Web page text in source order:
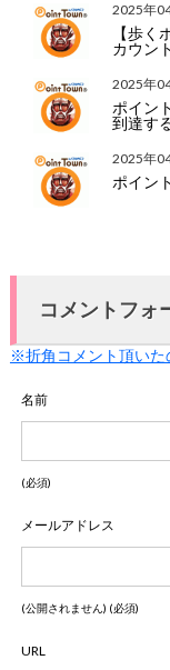
2025年
【歩
カウン
2025年
ポイン
到達す
2025年
ポイン
コメントフォ
※折角コメント頂いた
名前
(必須)
メールアドレス
(公開されません) (必須)
URL